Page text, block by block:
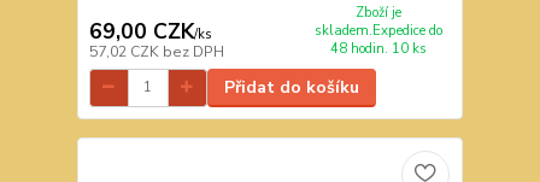
69,00 CZK/ks
57,02 CZK bez DPH
Zboží je
skladem.Expedice do
48 hodin. 10 ks
Přidat do košíku